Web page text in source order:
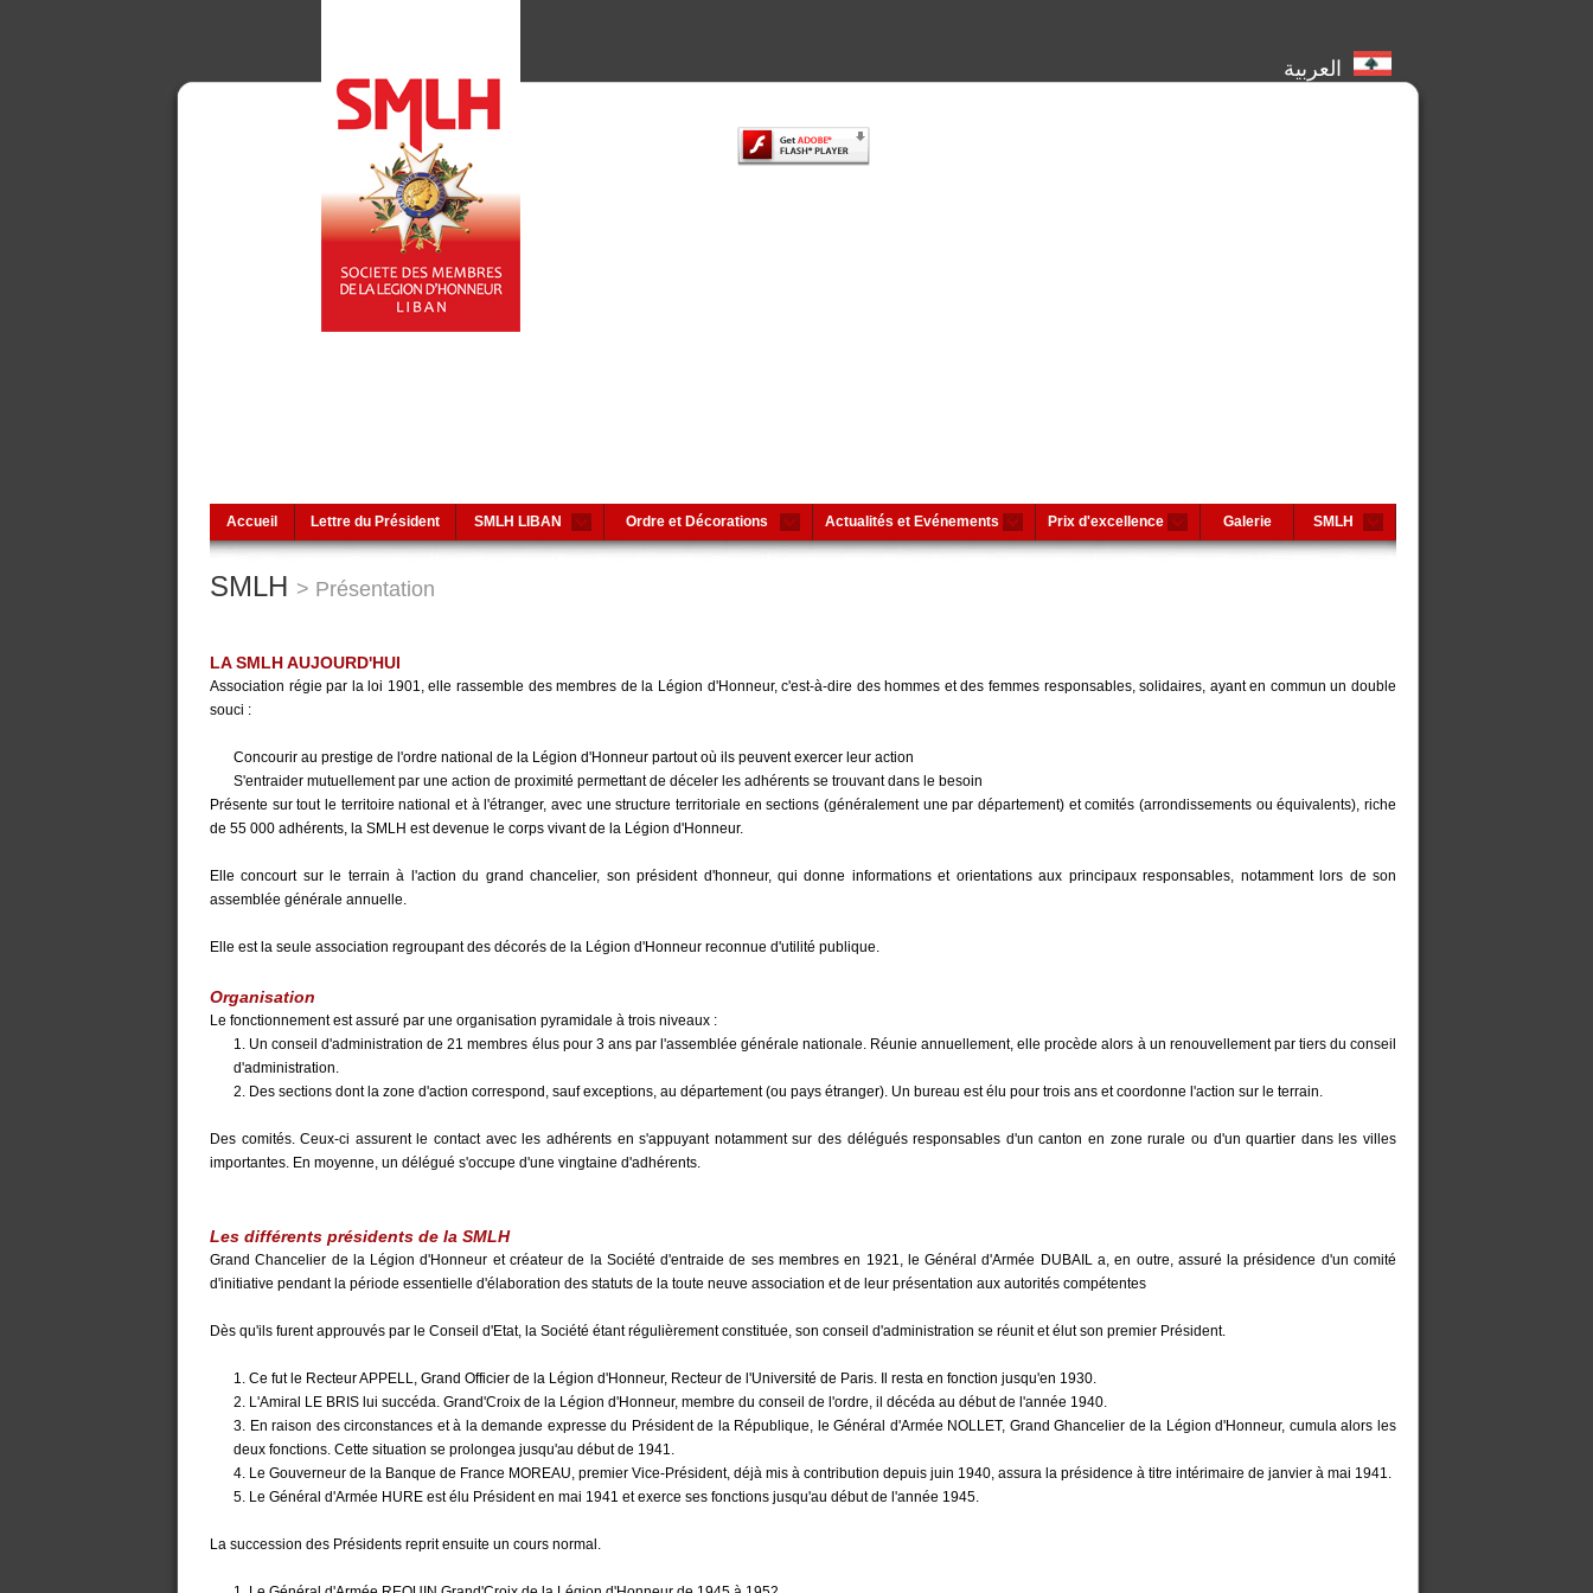
Accueil Lettre du Président SMLH LIBAN Ordre et Décorations Actualités et Evénements Prix d'excellence Galerie SMLH
SMLH > Présentation
LA SMLH AUJOURD'HUI
Association régie par la loi 1901, elle rassemble des membres de la Légion d'Honneur, c'est-à-dire des hommes et des femmes responsables, solidaires, ayant en commun un double
souci :
Concourir au prestige de l'ordre national de la Légion d'Honneur partout où ils peuvent exercer leur action
S'entraider mutuellement par une action de proximité permettant de déceler les adhérents se trouvant dans le besoin
Présente sur tout le territoire national et à l'étranger, avec une structure territoriale en sections (généralement une par département) et comités (arrondissements ou équivalents), riche
de 55 000 adhérents, la SMLH est devenue le corps vivant de la Légion d'Honneur.
Elle concourt sur le terrain à l'action du grand chancelier, son président d'honneur, qui donne informations et orientations aux principaux responsables, notamment lors de son
assemblée générale annuelle.
Elle est la seule association regroupant des décorés de la Légion d'Honneur reconnue d'utilité publique.
Organisation
Le fonctionnement est assuré par une organisation pyramidale à trois niveaux :
1. Un conseil d'administration de 21 membres élus pour 3 ans par l'assemblée générale nationale. Réunie annuellement, elle procède alors à un renouvellement par tiers du conseil
d'administration.
2. Des sections dont la zone d'action correspond, sauf exceptions, au département (ou pays étranger). Un bureau est élu pour trois ans et coordonne l'action sur le terrain.
Des comités. Ceux-ci assurent le contact avec les adhérents en s'appuyant notamment sur des délégués responsables d'un canton en zone rurale ou d'un quartier dans les villes
importantes. En moyenne, un délégué s'occupe d'une vingtaine d'adhérents.
Les différents présidents de la SMLH
Grand Chancelier de la Légion d'Honneur et créateur de la Société d'entraide de ses membres en 1921, le Général d'Armée DUBAIL a, en outre, assuré la présidence d'un comité
d'initiative pendant la période essentielle d'élaboration des statuts de la toute neuve association et de leur présentation aux autorités compétentes
Dès qu'ils furent approuvés par le Conseil d'Etat, la Société étant régulièrement constituée, son conseil d'administration se réunit et élut son premier Président.
1. Ce fut le Recteur APPELL, Grand Officier de la Légion d'Honneur, Recteur de l'Université de Paris. Il resta en fonction jusqu'en 1930.
2. L'Amiral LE BRIS lui succéda. Grand'Croix de la Légion d'Honneur, membre du conseil de l'ordre, il décéda au début de l'année 1940.
3. En raison des circonstances et à la demande expresse du Président de la République, le Général d'Armée NOLLET, Grand Ghancelier de la Légion d'Honneur, cumula alors les
deux fonctions. Cette situation se prolongea jusqu'au début de 1941.
4. Le Gouverneur de la Banque de France MOREAU, premier Vice-Président, déjà mis à contribution depuis juin 1940, assura la présidence à titre intérimaire de janvier à mai 1941.
5. Le Général d'Armée HURE est élu Président en mai 1941 et exerce ses fonctions jusqu'au début de l'année 1945.
La succession des Présidents reprit ensuite un cours normal.